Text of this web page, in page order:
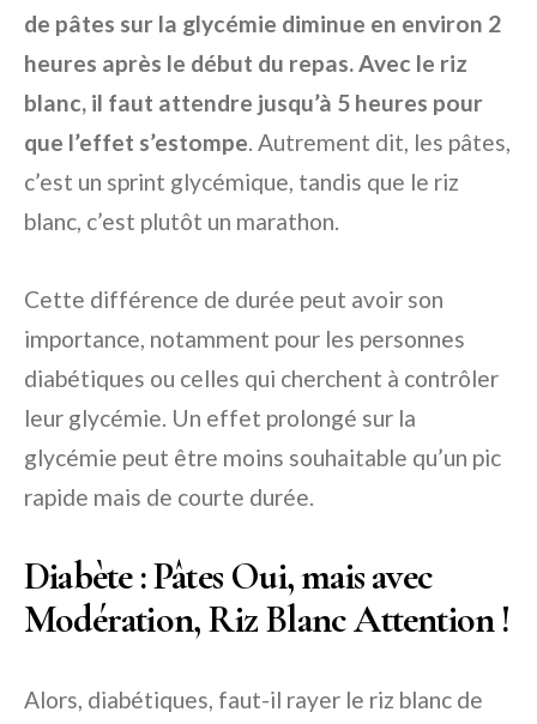
de pâtes sur la glycémie diminue en environ 2
heures après le début du repas. Avec le riz
blanc, il faut attendre jusqu’à 5 heures pour
que l’effet s’estompe. Autrement dit, les pâtes,
c’est un sprint glycémique, tandis que le riz
blanc, c’est plutôt un marathon.
Cette différence de durée peut avoir son
importance, notamment pour les personnes
diabétiques ou celles qui cherchent à contrôler
leur glycémie. Un effet prolongé sur la
glycémie peut être moins souhaitable qu’un pic
rapide mais de courte durée.
Diabète : Pâtes Oui, mais avec
Modération, Riz Blanc Attention !
Alors, diabétiques, faut-il rayer le riz blanc de